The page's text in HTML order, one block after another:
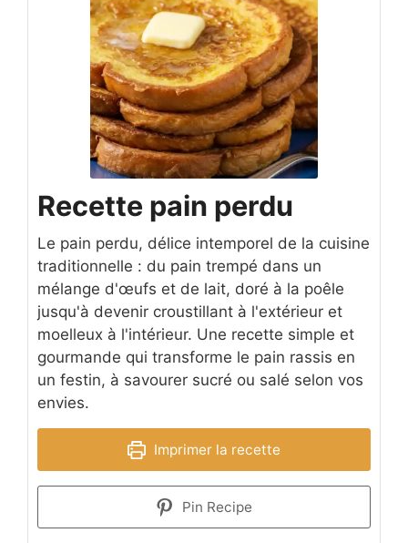
Recette pain perdu
Le pain perdu, délice intemporel de la cuisine
traditionnelle : du pain trempé dans un
mélange d'œufs et de lait, doré à la poêle
jusqu'à devenir croustillant à l'extérieur et
moelleux à l'intérieur. Une recette simple et
gourmande qui transforme le pain rassis en
un festin, à savourer sucré ou salé selon vos
envies.
Imprimer la recette
Pin Recipe